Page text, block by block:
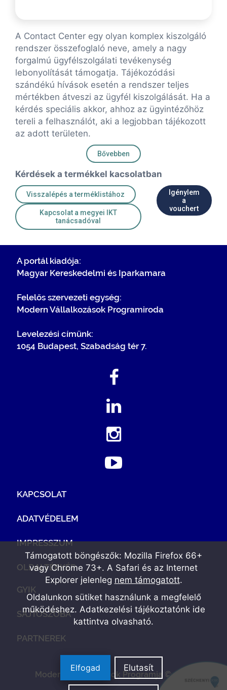
A Contact Center egy olyan komplex kiszolgáló
rendszer összefoglaló neve, amely a nagy
forgalmú ügyfélszolgálati tevékenység
lebonyolítását támogatja. Tájékozódási
szándékú hívások esetén a rendszer teljes
mértékben átveszi az ügyfél kiszolgálását. Ha a
kérdés speciális akkor, ahhoz az ügyintézőhöz
tereli a felhasználót, aki a legjobban tájékozott
az adott területen.
Bővebben
Kérdések a termékkel kacsolatban
Visszalépés a terméklistához
Kapcsolat a megyei IKT
tanácsadóval
Igénylem
a
vouchert
A portál kiadója:
Magyar Kereskedelmi és Iparkamara
Felelős szervezeti egység:
Modern Vállalkozások Programiroda
Levelezési címünk:
1054 Budapest, Szabadság tér 7.
KAPCSOLAT
ADATVÉDELEM
IMPRESSZUM
OLDALTÉRKÉP
GYIK
SAJTÓSZOBA
PARTNEREK
Modern Vállalkozások Programja © 2022
Támogatott böngészők: Mozilla Firefox 66+
vagy Chrome 73+. A Safari és az Internet
Explorer jelenleg nem támogatott.
Oldalunkon sütiket használunk a megfelelő
működéshez. Adatkezelési tájékoztatónk ide
kattintva olvasható.
Elfogad Elutasít